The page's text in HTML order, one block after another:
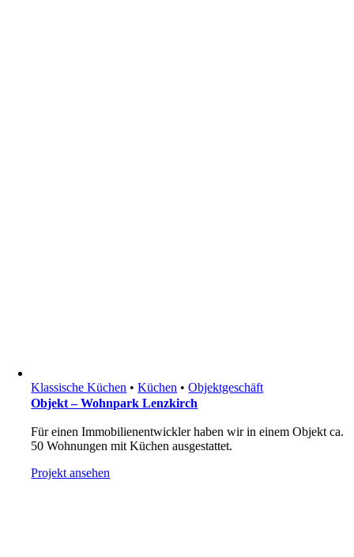
Klassische Küchen •Küchen •Objektgeschäft
Objekt – Wohnpark Lenzkirch
Für einen Immobilienentwickler haben wir in einem Objekt ca.
50 Wohnungen mit Küchen ausgestattet.
Projekt ansehen